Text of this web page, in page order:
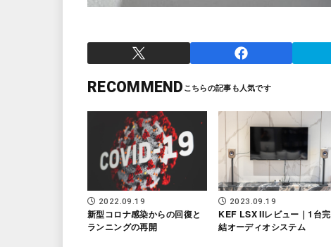
RECOMMEND
2022.09.19
新型コロナ感染からの回復と
ランニングの再開
2023.09.19
KEF LSX IIレビュー｜1台完
結オーディオシステム